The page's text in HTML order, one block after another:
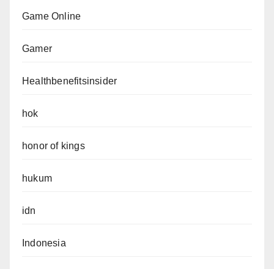
Game Online
Gamer
Healthbenefitsinsider
hok
honor of kings
hukum
idn
Indonesia